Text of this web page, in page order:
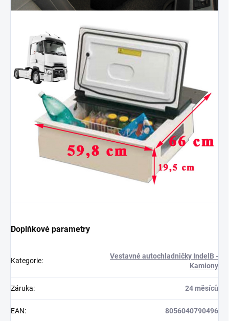
Doplňkové parametry
Kategorie:
Vestavné autochladničky IndelB -
Kamiony
Záruka: 24 měsíců
EAN: 8056040790496